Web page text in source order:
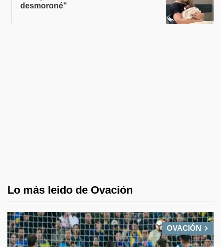
desmoroné"
Lo más leido de Ovación
OVACIÓN